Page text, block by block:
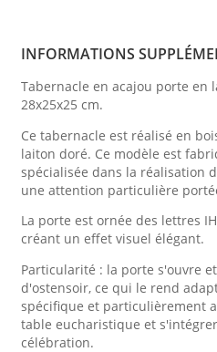
INFORMATIONS
Tabernacle en acajou porte en
28x25x25 cm.
Ce tabernacle est réalisé en
laiton doré. Ce modèle est
spécialisée dans la réalisation
une attention particulière
La porte est ornée des lettres
créant un effet visuel élégant.
Particularité : la porte s'ouvre
d'ostensoir, ce qui le rend
spécifique et particulièrement
table eucharistique et
célébration.